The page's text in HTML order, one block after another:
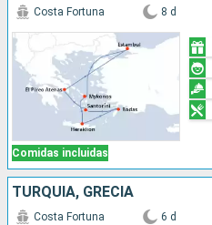
Comidas incluidas
Costa Fortuna 8 d
TURQUÍA, GRECIA
Costa Fortuna 6 d